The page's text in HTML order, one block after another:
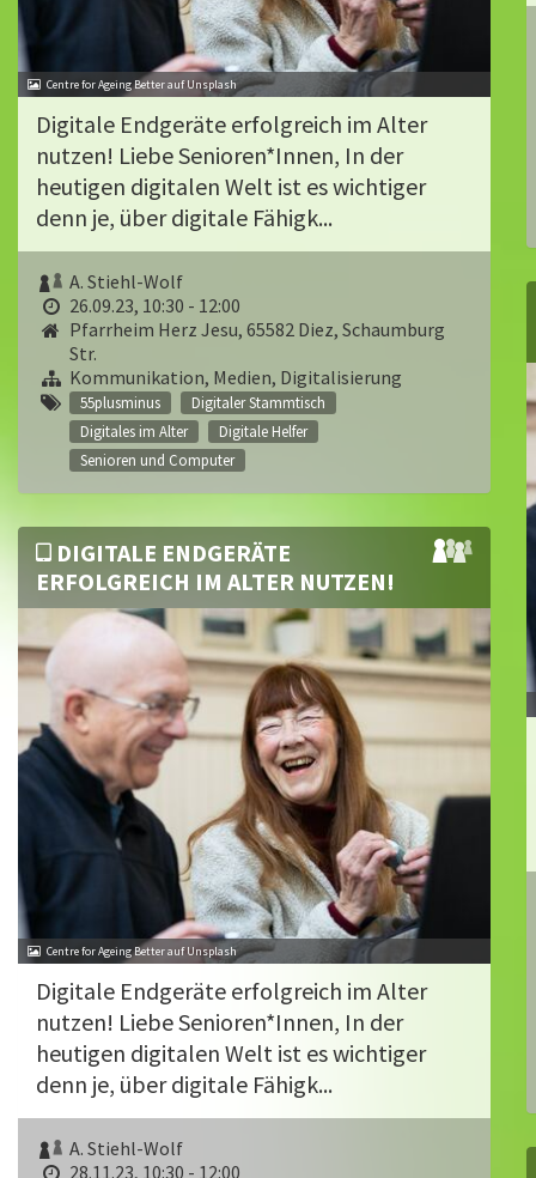
Centre for Ageing Better auf Unsplash
Digitale Endgeräte erfolgreich im Alter
nutzen! Liebe Senioren*Innen, In der
heutigen digitalen Welt ist es wichtiger
denn je, über digitale Fähigk...
A. Stiehl-Wolf
26.09.23, 10:30 - 12:00
Pfarrheim Herz Jesu, 65582 Diez, Schaumburg
Str.
Kommunikation, Medien, Digitalisierung
55plusminus
Digitaler Stammtisch
Digitales im Alter
Digitale Helfer
Senioren und Computer
DIGITALE ENDGERÄTE
ERFOLGREICH IM ALTER NUTZEN!
Centre for Ageing Better auf Unsplash
Digitale Endgeräte erfolgreich im Alter
nutzen! Liebe Senioren*Innen, In der
heutigen digitalen Welt ist es wichtiger
denn je, über digitale Fähigk...
A. Stiehl-Wolf
28.11.23, 10:30 - 12:00